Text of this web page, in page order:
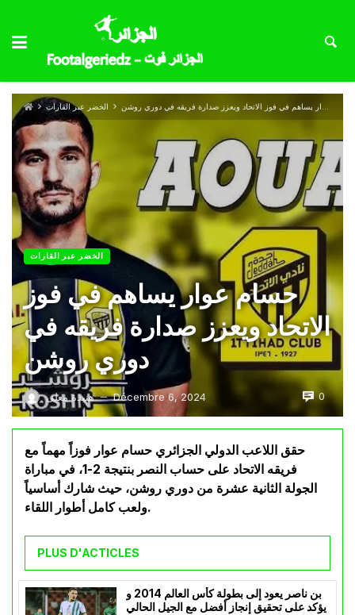
الخضر عبر القارات حسام عوار يساهم في فوز الاتحاد ويعزز صدارة فريقه في دوري روشن
الخضر عبر القارات
حسام عوار يساهم في فوز
الاتحاد ويعزز صدارة فريقه في
دوري روشن
هنيدة معلى — Décembre 6, 2024 0
حقق اللاعب الدولي الجزائري حسام عوار فوزاً مهماً مع
فريقه الاتحاد على حساب النصر بنتيجة 2-1، في مباراة
الجولة الثانية عشرة من دوري روشن، حيث شارك أساسياً
ولعب كامل أطوار اللقاء.
PLUS D'ACTICLES
بن ناصر يعود إلى بطولة كأس العالم 2014 و
يؤكد على تحقيق إنجاز أفضل مع الجيل الحالي